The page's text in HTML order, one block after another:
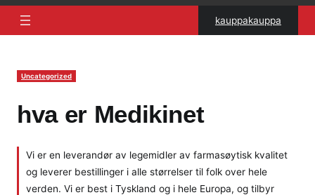
kauppakauppa
Uncategorized
hva er Medikinet
Vi er en leverandør av legemidler av farmasøytisk kvalitet
og leverer bestillinger i alle størrelser til folk over hele
verden. Vi er best i Tyskland og i hele Europa, og tilbyr